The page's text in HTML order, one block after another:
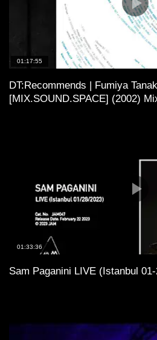
01:17:55
DT:Recommends | Fumiya
[MIX.SOUND.SPACE] (2002)
01:33:36
Sam Paganini LIVE (Istanbul